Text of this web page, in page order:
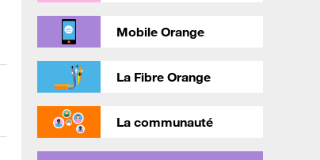
Mobile Orange
La Fibre Orange
La communauté